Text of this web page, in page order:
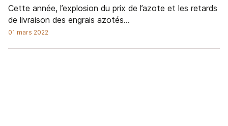
Cette année, l’explosion du prix de l’azote et les retards
de livraison des engrais azotés...
01 mars 2022